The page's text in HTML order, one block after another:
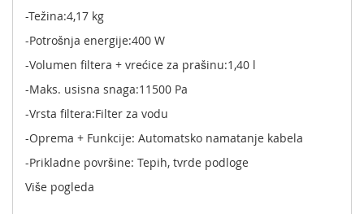
-Težina:4,17 kg
-Potrošnja energije:400 W
-Volumen filtera + vrećice za prašinu:1,40 l
-Maks. usisna snaga:11500 Pa
-Vrsta filtera:Filter za vodu
-Oprema + Funkcije: Automatsko namatanje kabela
-Prikladne površine: Tepih, tvrde podloge
Više pogleda